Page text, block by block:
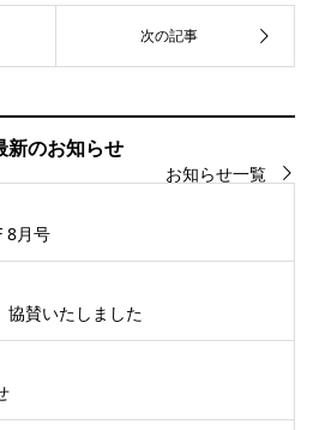
新のお知らせ
お知らせ一覧
8月号
賛いたしました